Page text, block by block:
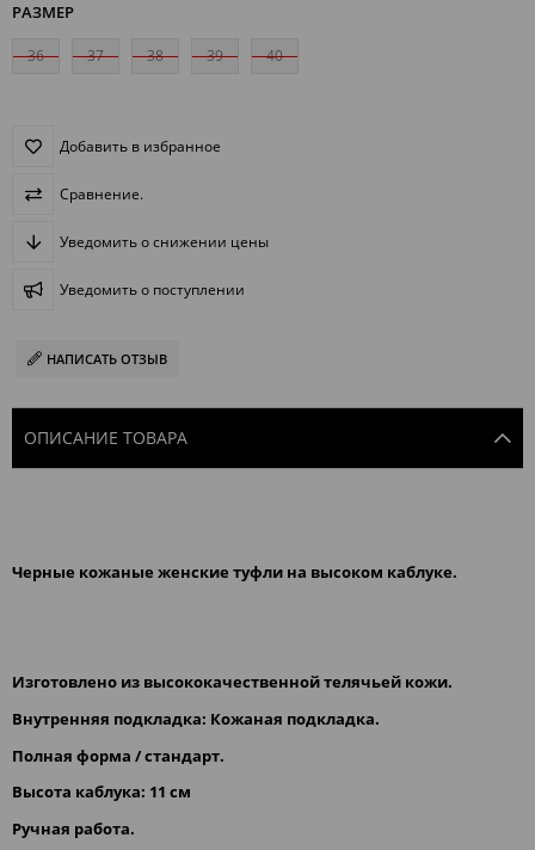
РАЗМЕР
36 37 38 39 40
Добавить в избранное
Сравнение.
Уведомить о снижении цены
Уведомить о поступлении
НАПИСАТЬ ОТЗЫВ
ОПИСАНИЕ ТОВАРА
Черные кожаные женские туфли на высоком каблуке.
Изготовлено из высококачественной телячьей кожи.
Внутренняя подкладка: Кожаная подкладка.
Полная форма / стандарт.
Высота каблука: 11 см
Pучная работа.